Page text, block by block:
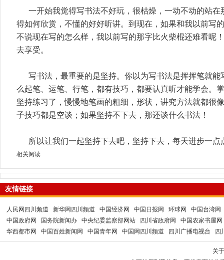
一开始我觉得写书法不好玩，很枯燥，一动不动的站
得如何欣赏，不懂的好好听讲。到现在，如果和我以前写
不说现在写的怎么样，我以前写的那字比火柴棍还难看呢
去享受。
写书法，最重要的是坚持。你以为写书法是挥挥笔就
么起笔、运笔、行笔，都有技巧，都要认真听才能学会。
坚持练习了，慢慢地笔画的粗细，形状，讲究方法就都很
子技巧都是空谈；如果坚持不下去，那还谈什么书法！
所以让我们一起坚持下去吧，坚持下去，每天进步一点
相关阅读
友情链接
人民网四川频道 新华网四川频道 中国经济网 中国日报网 环球网
中国台湾网
中国政府网
国务院新闻办 中央纪委监察部网站 四川省政府网
中国农家书屋网
华西都市网
中国百姓新闻网 中国青年网 中国网四川频道 四川广播电视台 四
关